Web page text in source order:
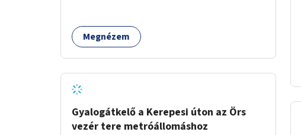
fajok ritkítását, visszaszorítását.
Megnézem
Gyalogátkelő a Kerepesi úton az Örs
vezér tere metróállomáshoz